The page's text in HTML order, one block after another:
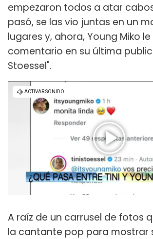
empezaron todos a atar
pasó, se las vio juntas en un
lugares y, ahora, Young Miko le
comentario en su última
Stoessel".
A raíz de un carrusel de fotos
la cantante pop para mostrar